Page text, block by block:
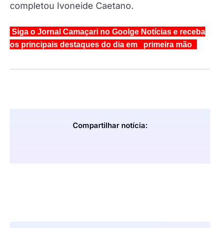
completou Ivoneide Caetano.
Siga o Jornal Camaçari no Goolge Notícias e receba
os principais destaques do dia em primeira mão
Compartilhar notícia: